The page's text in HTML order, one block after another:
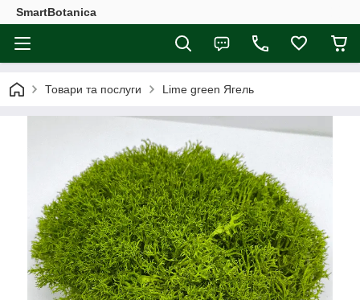
SmartBotanica
Товари та послуги Lime green Ягель